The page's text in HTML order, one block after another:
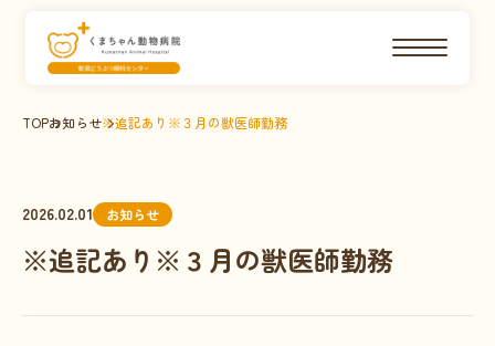
TOPお知らせ※追記あり※３月の獣医師勤務
2026.02.01 お知らせ
※追記あり※３月の獣医師勤務